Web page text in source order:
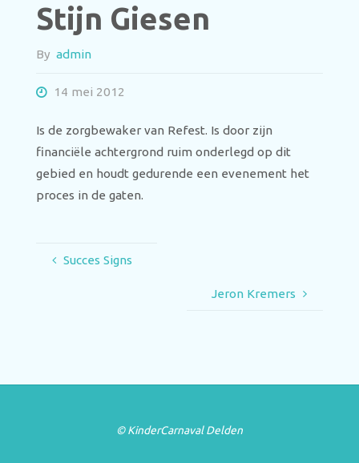
Stijn Giesen
By admin
14 mei 2012
Is de zorgbewaker van Refest. Is door zijn
financiële achtergrond ruim onderlegd op dit
gebied en houdt gedurende een evenement het
proces in de gaten.
Succes Signs
Jeron Kremers
© KinderCarnaval Delden